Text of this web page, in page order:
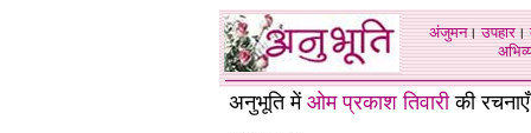
अंजुमन।उपहार।
अनुभूति में ओम प्रकाश तिवारीकी रचनाएँ